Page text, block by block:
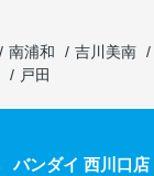
南浦和 吉川美南
戸田
バンダイ 西川口店